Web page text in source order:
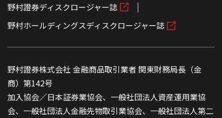
野村證券ディスクロージャー誌
野村ホールディングスディスクロージャー誌
野村證券株式会社 金融商品取引業者 関東財務局長（金
商）第142号
加入協会／日本証券業協会、一般社団法人資産運用業協
会、一般社団法人金融先物取引業協会、一般社団法人第二